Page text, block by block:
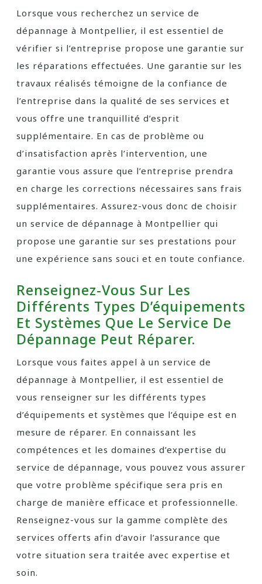
Lorsque vous recherchez un service de
dépannage à Montpellier, il est essentiel de
vérifier si l’entreprise propose une garantie sur
les réparations effectuées. Une garantie sur les
travaux réalisés témoigne de la confiance de
l’entreprise dans la qualité de ses services et
vous offre une tranquillité d’esprit
supplémentaire. En cas de problème ou
d’insatisfaction après l’intervention, une
garantie vous assure que l’entreprise prendra
en charge les corrections nécessaires sans frais
supplémentaires. Assurez-vous donc de choisir
un service de dépannage à Montpellier qui
propose une garantie sur ses prestations pour
une expérience sans souci et en toute confiance.
Renseignez-Vous Sur Les
Différents Types D’équipements
Et Systèmes Que Le Service De
Dépannage Peut Réparer.
Lorsque vous faites appel à un service de
dépannage à Montpellier, il est essentiel de
vous renseigner sur les différents types
d’équipements et systèmes que l’équipe est en
mesure de réparer. En connaissant les
compétences et les domaines d’expertise du
service de dépannage, vous pouvez vous assurer
que votre problème spécifique sera pris en
charge de manière efficace et professionnelle.
Renseignez-vous sur la gamme complète des
services offerts afin d’avoir l’assurance que
votre situation sera traitée avec expertise et
soin.